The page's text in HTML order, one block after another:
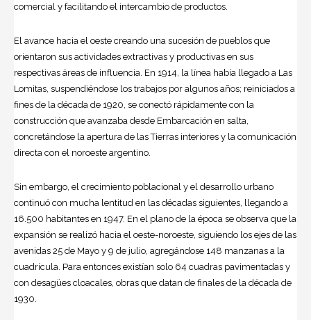
comercial y facilitando el intercambio de productos.
El avance hacia el oeste creando una sucesión de pueblos que
orientaron sus actividades extractivas y productivas en sus
respectivas áreas de influencia. En 1914, la línea había llegado a Las
Lomitas, suspendiéndose los trabajos por algunos años; reiniciados a
fines de la década de 1920, se conectó rápidamente con la
construcción que avanzaba desde Embarcación en salta,
concretándose la apertura de las Tierras interiores y la comunicación
directa con el noroeste argentino.
Sin embargo, el crecimiento poblacional y el desarrollo urbano
continuó con mucha lentitud en las décadas siguientes, llegando a
16.500 habitantes en 1947. En el plano de la época se observa que la
expansión se realizó hacia el oeste-noroeste, siguiendo los ejes de las
avenidas 25 de Mayo y 9 de julio, agregándose 148 manzanas a la
cuadrícula. Para entonces existían solo 64 cuadras pavimentadas y
con desagües cloacales, obras que datan de finales de la década de
1930.